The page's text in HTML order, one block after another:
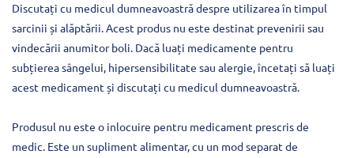
Discutați cu medicul dumneavoastră despre utilizarea în timpul
sarcinii și alăptării. Acest produs nu este destinat prevenirii sau
vindecării anumitor boli. Dacă luați medicamente pentru
subțierea sângelui, hipersensibilitate sau alergie, încetați să luați
acest medicament și discutați cu medicul dumneavoastră.
Produsul nu este o inlocuire pentru medicament prescris de
medic. Este un supliment alimentar, cu un mod separat de